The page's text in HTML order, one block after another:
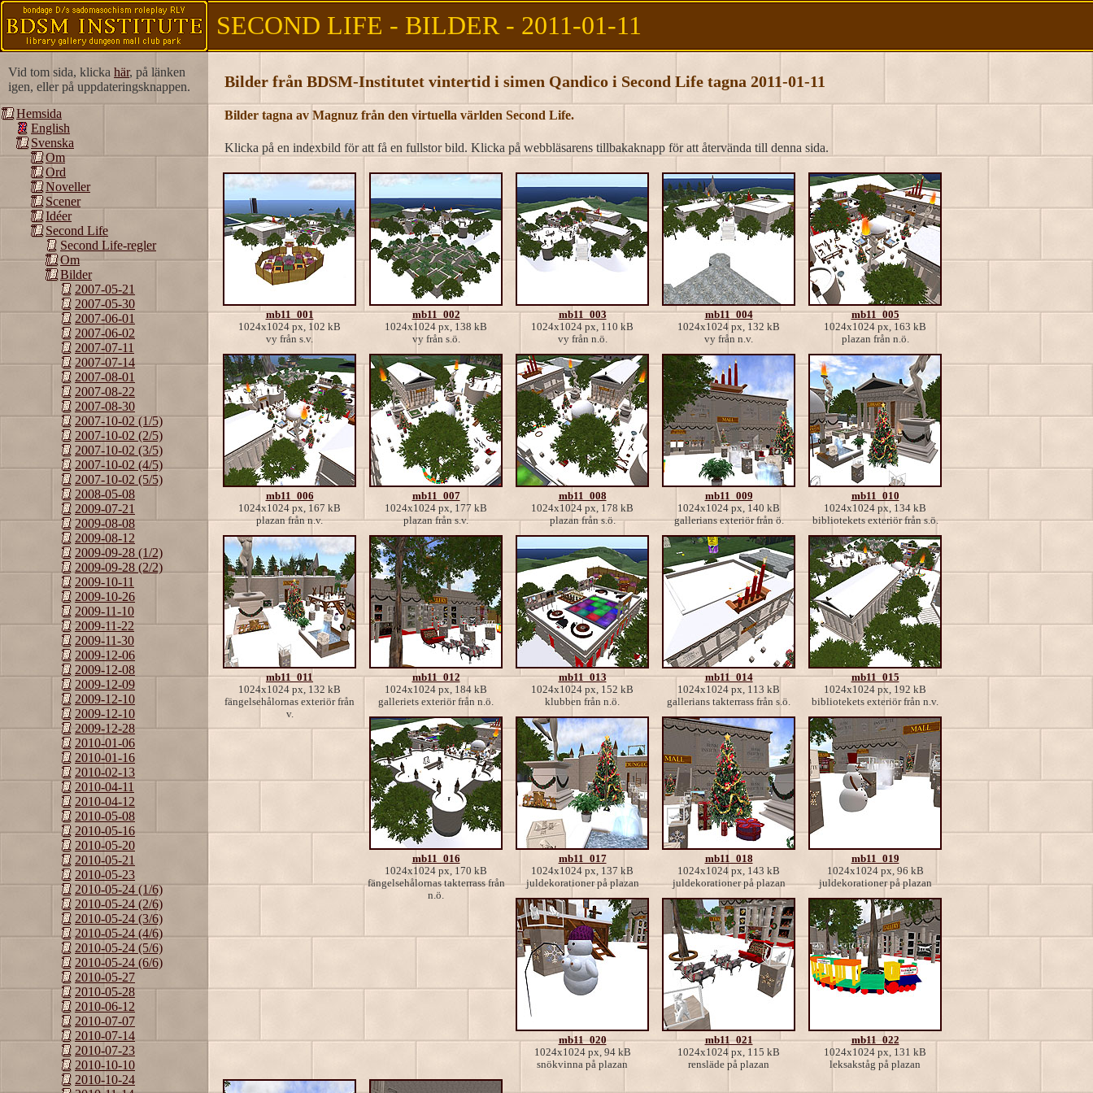
SECOND LIFE - BILDER - 2011-01-11
Vid tom sida, klicka här, på länken
igen, eller på uppdateringsknappen.
Hemsida
English
Svenska
Om
Ord
Noveller
Scener
Idéer
Second Life
Second Life-regler
Om
Bilder
2007-05-21
2007-05-30
2007-06-01
2007-06-02
2007-07-11
2007-07-14
2007-08-01
2007-08-22
2007-08-30
2007-10-02 (1/5)
2007-10-02 (2/5)
2007-10-02 (3/5)
2007-10-02 (4/5)
2007-10-02 (5/5)
2008-05-08
2009-07-21
2009-08-08
2009-08-12
2009-09-28 (1/2)
2009-09-28 (2/2)
2009-10-11
2009-10-26
2009-11-10
2009-11-22
2009-11-30
2009-12-06
2009-12-08
2009-12-09
2009-12-10
2009-12-10
2009-12-28
2010-01-06
2010-01-16
2010-02-13
2010-04-11
2010-04-12
2010-05-08
2010-05-16
2010-05-20
2010-05-21
2010-05-23
2010-05-24 (1/6)
2010-05-24 (2/6)
2010-05-24 (3/6)
2010-05-24 (4/6)
2010-05-24 (5/6)
2010-05-24 (6/6)
2010-05-27
2010-05-28
2010-06-12
2010-07-07
2010-07-14
2010-07-23
2010-10-10
2010-10-24
Bilder från BDSM-Institutet vintertid i simen Qandico i Second Life tagna 2011-01-11
Bilder tagna av Magnuz från den virtuella världen Second Life.
Klicka på en indexbild för att få en fullstor bild. Klicka på webbläsarens tillbakaknapp för att återvända till denna sida.
mb11_001
1024x1024 px, 102 kB
vy från s.v.
mb11_002
1024x1024 px, 138 kB
vy från s.ö.
mb11_003
1024x1024 px, 110 kB
vy från n.ö.
mb11_004
1024x1024 px, 132 kB
vy från n.v.
mb11_005
1024x1024 px, 163 kB
plazan från n.ö.
mb11_006
1024x1024 px, 167 kB
plazan från n.v.
mb11_007
1024x1024 px, 177 kB
plazan från s.v.
mb11_008
1024x1024 px, 178 kB
plazan från s.ö.
mb11_009
1024x1024 px, 140 kB
gallerians exteriör från ö.
mb11_010
1024x1024 px, 134 kB
bibliotekets exteriör från s.ö.
mb11_011
1024x1024 px, 132 kB
fängelsehålornas exteriör från
v.
mb11_012
1024x1024 px, 184 kB
galleriets exteriör från n.ö.
mb11_013
1024x1024 px, 152 kB
klubben från n.ö.
mb11_014
1024x1024 px, 113 kB
gallerians takterrass från s.ö.
mb11_015
1024x1024 px, 192 kB
bibliotekets exteriör från n.v.
mb11_016
1024x1024 px, 170 kB
fängelsehålornas takterrass från
n.ö.
mb11_017
1024x1024 px, 137 kB
juldekorationer på plazan
mb11_018
1024x1024 px, 143 kB
juldekorationer på plazan
mb11_019
1024x1024 px, 96 kB
juldekorationer på plazan
mb11_020
1024x1024 px, 94 kB
snökvinna på plazan
mb11_021
1024x1024 px, 115 kB
rensläde på plazan
mb11_022
1024x1024 px, 131 kB
leksakståg på plazan